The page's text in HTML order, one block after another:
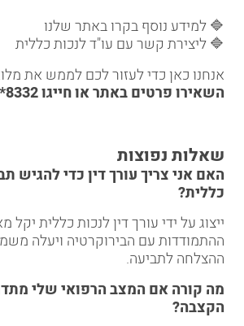
🔷למידע נוסף בקרו באתר שלנו
🔷ליצירת קשר עם עו"ד לנכות כללית
אנחנו כאן כדי לעזור לכם לממש את
השאירו פרטים באתראו חייגו8332*
שאלות נפוצות
האם אני צריך עורך דין כדי להגיש
כללית?
ייצוג על ידי עורך דין לנכות כללית יקל
ההתמודדות עם הבירוקרטיה ויעלה
ההצלחה לתביעה.
מה קורה אם המצב הרפואי שלי
הקצבה?